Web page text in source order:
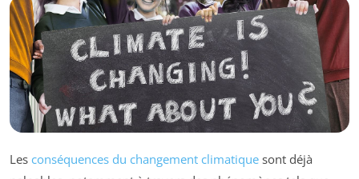
Les conséquences du changement climatique sont déjà